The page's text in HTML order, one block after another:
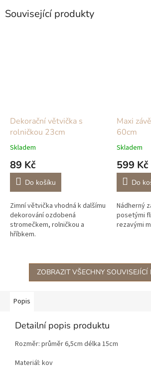
Související produkty
Dekorační větvička s
rolničkou 23cm
Skladem
89 Kč
Do košíku
Zimní větvička vhodná k dalšímu
dekorování ozdobená
stromečkem, rolničkou a
hříbkem.
Maxi
60cm
Skladem
599 Kč
Do
Nádherný
posetými
rezavými
ZOBRAZIT VŠECHNY SOUVISEJÍCÍ
Popis
Detailní popis produktu
Rozměr: průměr 6,5cm délka 15cm
Materiál: kov